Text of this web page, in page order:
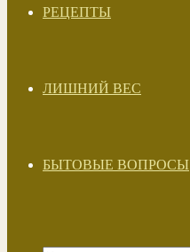
РЕЦЕПТЫ
ЛИШНИЙ ВЕС
БЫТОВЫЕ ВОПРОСЫ